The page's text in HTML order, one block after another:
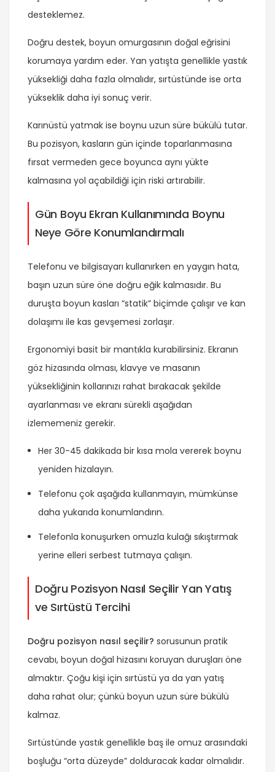
desteklemez.
Doğru destek, boyun omurgasının doğal eğrisini
korumaya yardım eder. Yan yatışta genellikle yastık
yüksekliği daha fazla olmalıdır, sırtüstünde ise orta
yükseklik daha iyi sonuç verir.
Karınüstü yatmak ise boynu uzun süre bükülü tutar.
Bu pozisyon, kasların gün içinde toparlanmasına
fırsat vermeden gece boyunca aynı yükte
kalmasına yol açabildiği için riski artırabilir.
Gün Boyu Ekran Kullanımında Boynu
Neye Göre Konumlandırmalı
Telefonu ve bilgisayarı kullanırken en yaygın hata,
başın uzun süre öne doğru eğik kalmasıdır. Bu
duruşta boyun kasları “statik” biçimde çalışır ve kan
dolaşımı ile kas gevşemesi zorlaşır.
Ergonomiyi basit bir mantıkla kurabilirsiniz. Ekranın
göz hizasında olması, klavye ve masanın
yüksekliğinin kollarınızı rahat bırakacak şekilde
ayarlanması ve ekranı sürekli aşağıdan
izlememeniz gerekir.
Her 30-45 dakikada bir kısa mola vererek boynu
yeniden hizalayın.
Telefonu çok aşağıda kullanmayın, mümkünse
daha yukarıda konumlandırın.
Telefonla konuşurken omuzla kulağı sıkıştırmak
yerine elleri serbest tutmaya çalışın.
Doğru Pozisyon Nasıl Seçilir Yan Yatış
ve Sırtüstü Tercihi
Doğru pozisyon nasıl seçilir? sorusunun pratik
cevabı, boyun doğal hizasını koruyan duruşları öne
almaktır. Çoğu kişi için sırtüstü ya da yan yatış
daha rahat olur; çünkü boyun uzun süre bükülü
kalmaz.
Sırtüstünde yastık genellikle baş ile omuz arasındaki
boşluğu “orta düzeyde” dolduracak kadar olmalıdır.